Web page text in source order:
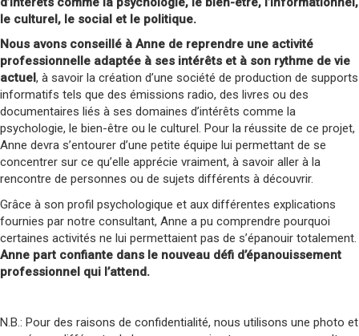
le culturel, le social et le politique.
Nous avons conseillé à Anne de reprendre une activité
professionnelle adaptée à ses intérêts et à son rythme de vie
actuel, à savoir la création d’une société de production de supports
informatifs tels que des émissions radio, des livres ou des
documentaires liés à ses domaines d’intérêts comme la
psychologie, le bien-être ou le culturel. Pour la réussite de ce projet,
Anne devra s’entourer d’une petite équipe lui permettant de se
concentrer sur ce qu’elle apprécie vraiment, à savoir aller à la
rencontre de personnes ou de sujets différents à découvrir.
Grâce à son profil psychologique et aux différentes explications
fournies par notre consultant, Anne a pu comprendre pourquoi
certaines activités ne lui permettaient pas de s’épanouir totalement.
Anne part confiante dans le nouveau défi d’épanouissement
professionnel qui l’attend.
N.B.: Pour des raisons de confidentialité, nous utilisons une photo et